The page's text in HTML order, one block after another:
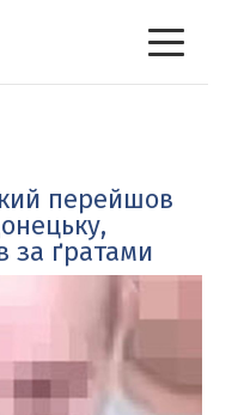
перейшов
за ґратами